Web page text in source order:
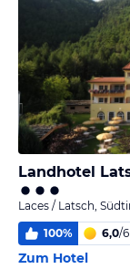
Landhotel
Laces / Latsch,
100% 6,0/6
Zum Hotel